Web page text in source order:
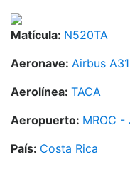
Matícula: N520TA
Aeronave: Airbus
Aerolínea: TACA
Aeropuerto: MROC -
País: Costa Rica